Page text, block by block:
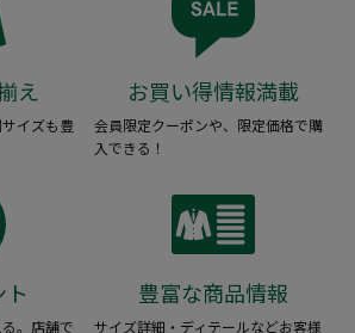
え
イズも豊
お買い得情報満載
会員限定クーポンや、限定価格で購
入できる！
。店舗で
豊富な商品情報
サイズ詳細・ディテールなどお客様